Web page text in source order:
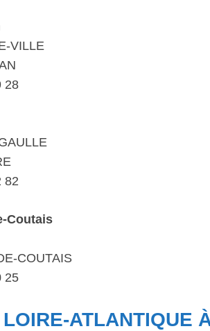
VILLE
28
82
Coutais
COUTAIS
25
ATLANTIQUE